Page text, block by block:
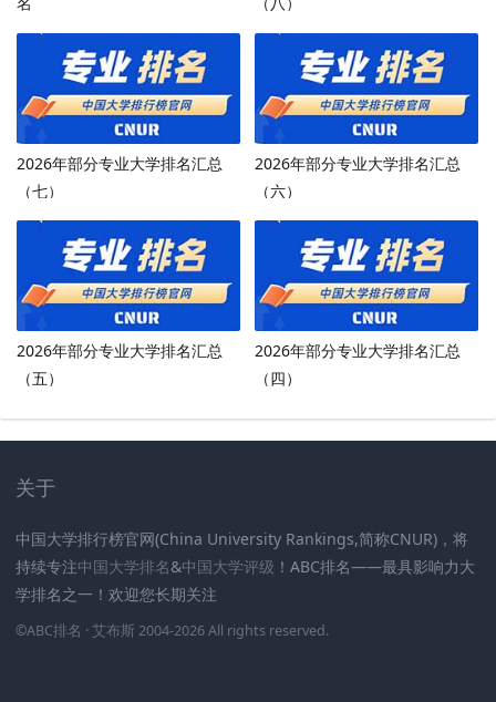
2026年部分专业大学排名汇总
（七）
2026年部分专业大学排名汇总
（六）
2026年部分专业大学排名汇总
（五）
2026年部分专业大学排名汇总
（四）
关于
中国大学排行榜官网(China University Rankings,简称CNUR)，将
持续专注中国大学排名&中国大学评级 ！ABC排名——最具影响力大
学排名之一！欢迎您长期关注
©ABC排名 · 艾布斯 2004-2026 All rights reserved.